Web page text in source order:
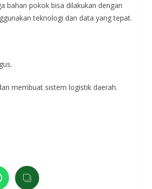
bahan pokok bisa dilakukan dengan
teknologi dan data yang tepat.
membuat sistem logistik daerah.